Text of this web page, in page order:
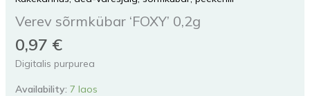
Verev sõrmkübar ‘FOXY’ 0,2g
0,97 €
Digitalis purpurea
Availability: 7 laos